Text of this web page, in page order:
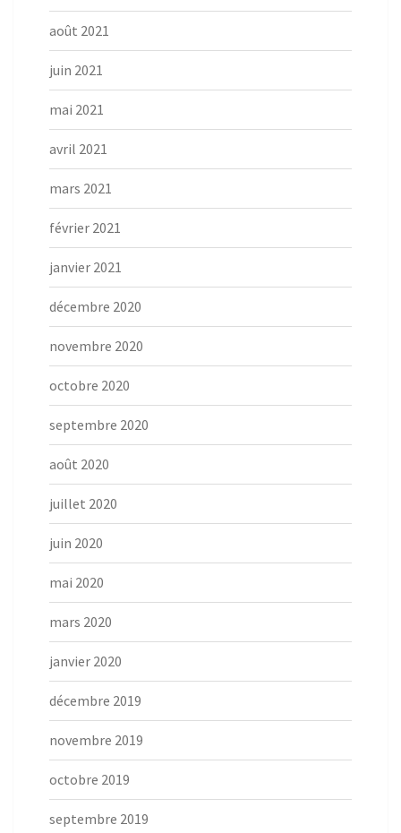
août 2021
juin 2021
mai 2021
avril 2021
mars 2021
février 2021
janvier 2021
décembre 2020
novembre 2020
octobre 2020
septembre 2020
août 2020
juillet 2020
juin 2020
mai 2020
mars 2020
janvier 2020
décembre 2019
novembre 2019
octobre 2019
septembre 2019